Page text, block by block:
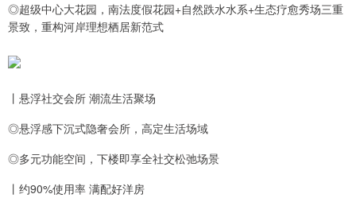
◎超级中心大花园，南法度假花园+自然跌水水系+生态疗愈秀场三重
景致，重构河岸理想栖居新范式
丨悬浮社交会所 潮流生活聚场
◎悬浮感下沉式隐奢会所，高定生活场域
◎多元功能空间，下楼即享全社交松弛场景
丨约90%使用率 满配好洋房